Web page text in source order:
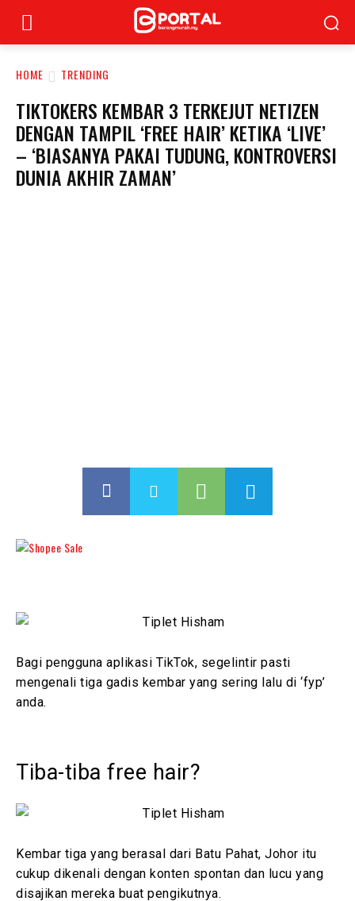
HOME TRENDING
TIKTOKERS KEMBAR 3 TERKEJUT NETIZEN
DENGAN TAMPIL ‘FREE HAIR’ KETIKA ‘LIVE’
– ‘BIASANYA PAKAI TUDUNG, KONTROVERSI
DUNIA AKHIR ZAMAN’
Bagi pengguna aplikasi TikTok, segelintir pasti
mengenali tiga gadis kembar yang sering lalu di ‘fyp’
anda.
Tiba-tiba free hair?
Kembar tiga yang berasal dari Batu Pahat, Johor itu
cukup dikenali dengan konten spontan dan lucu yang
disajikan mereka buat pengikutnya.